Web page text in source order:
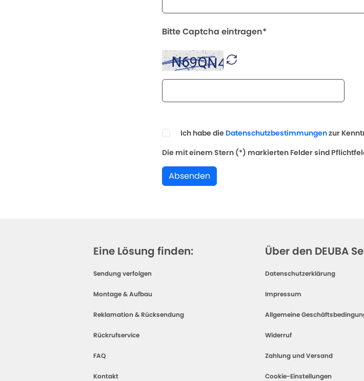
Bitte Captcha eintragen*
Ich habe die Datenschutzbestimmungenzur
Die mit einem Stern (*) markierten Felder sind
Absenden
Eine Lösung finden:
Sendung verfolgen
Montage & Aufbau
Reklamation & Rücksendung
Rückrufservice
FAQ
Kontakt
Über den DEUBA
Datenschutzerklärung
Impressum
Allgemeine
Widerruf
Zahlung und Versand
Cookie-Einstellungen